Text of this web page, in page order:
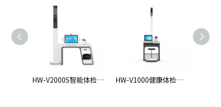
HW-V1000健康体检一体机 HW-V2000健康体检一体机